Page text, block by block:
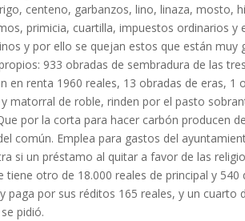
centeno, garbanzos, lino, linaza, mosto,
primicia, cuartilla, impuestos ordinarios
y por ello se quejan estos que están muy
933 obradas de sembradura de las
en renta 1960 reales, 13 obradas de eras, 1
matorral de roble, rinden por el pasto
por la corta para hacer carbón producen
común. Emplea para gastos del
si un préstamo al quitar a favor de las
tiene otro de 18.000 reales de principal y
paga por sus réditos 165 reales, y un
pidió.